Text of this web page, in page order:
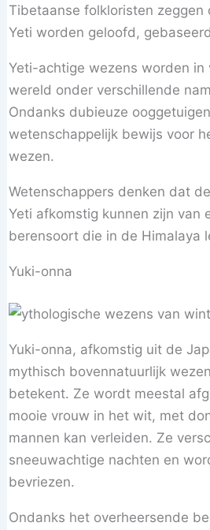
Tibetaanse folkloristen
Yeti worden geloofd,
Yeti-achtige wezens worden in
wereld onder verschillende
Ondanks dubieuze
wetenschappelijk bewijs voor
wezen.
Wetenschappers denken dat
Yeti afkomstig kunnen zijn van
berensoort die in de Himalaya
Yuki-onna
Yuki-onna, afkomstig uit de
mythisch bovennatuurlijk
betekent. Ze wordt meestal
mooie vrouw in het wit, met
mannen kan verleiden. Ze
sneeuwachtige nachten en
bevriezen.
Ondanks het overheersende